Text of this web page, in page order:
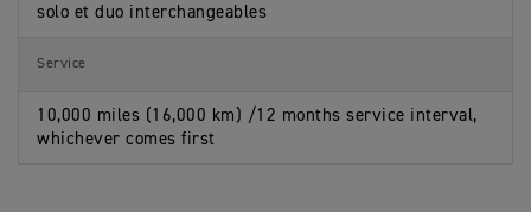
solo et duo interchangeables
Service
10,000 miles (16,000 km) /12 months service interval,
whichever comes first